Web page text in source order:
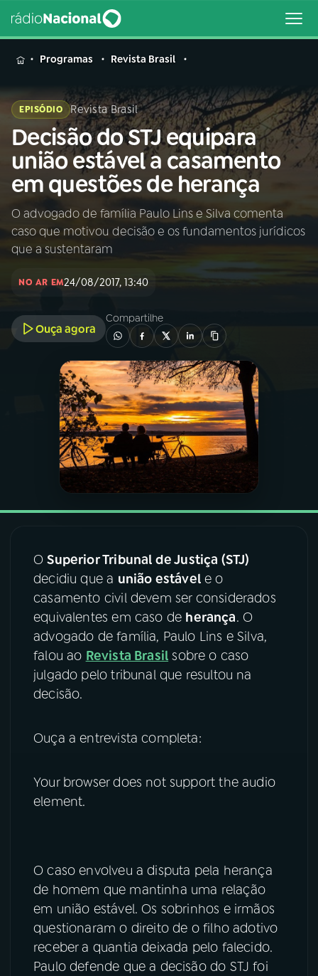
MENU
Buscar
na
Rádio
Nacional
Buscar
AO VIVO
PROGRAMAS
PODCASTS
VIDEOCASTS
08 FESTIVAL DE MÚSICA
ACOMPANHE A RÁDIO NACIONAL
YouTube Facebook
Instagram
TikTok
Programas Revista Brasil
EPISÓDIO Revista Brasil
Decisão do STJ equipara
união estável a casamento
em questões de herança
O advogado de família Paulo Lins e Silva comenta
caso que motivou decisão e os fundamentos jurídicos
que a sustentaram
NO AR EM24/08/2017, 13:40
Ouça agora
Compartilhe
OSuperior Tribunal de Justiça (STJ)
decidiu que a união estávele o
casamento civil devem ser considerados
equivalentes em caso de herança. O
advogado de família, Paulo Lins e Silva,
falou ao Revista Brasil sobre o caso
julgado pelo tribunal que resultou na
decisão.
Ouça a entrevista completa:
Your browser does not support the audio
element.
O caso envolveu a disputa pela herança
de homem que mantinha uma relação
em união estável. Os sobrinhos e irmãos
questionaram o direito de o filho adotivo
receber a quantia deixada pelo falecido.
Paulo defende que a decisão do STJ foi